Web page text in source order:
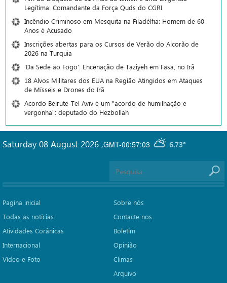
Legítima: Comandante da Força Quds do CGRI
Incêndio Criminoso em Mesquita na Filadélfia: Homem de 60
Anos é Acusado
Inscrições abertas para os Cursos de Verão do Alcorão de
2026 na Turquia
'Da Sede ao Fogo': Encenação de Taziyeh em Fasa, no Irã
18 Alvos Militares dos EUA na Região Atingidos em Ataques
de Mísseis e Drones do Irã
Acordo Beirute-Tel Aviv é um "acordo de humilhação e
vergonha": deputado do Hezbollah
GMT-00:57:03 6.73°
Saturday 08 August 2026 ,
Pagina inicial
Todas as notícias
Atividades Corânicas
Internacional
Vídeo e Foto
Sobre nós
Contacte nos
Boletim
Opinião
Climas
Arquivo